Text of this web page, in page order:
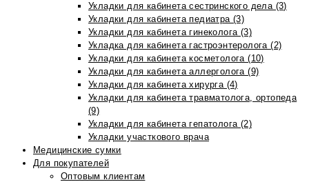
Укладки для кабинета сестринского дела (3)
Укладки для кабинета педиатра (3)
Укладки для кабинета гинеколога (3)
Укладка для кабинета гастроэнтеролога (2)
Укладки для кабинета косметолога (10)
Укладки для кабинета аллерголога (9)
Укладки для кабинета хирурга (4)
Укладки для кабинета травматолога, ортопеда
(9)
Укладки для кабинета гепатолога (2)
Укладки участкового врача
Медицинские сумки
Для покупателей
Оптовым клиентам